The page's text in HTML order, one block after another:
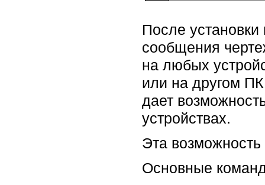
После
сообщения
на любых
или на другом
дает
устройствах.
Эта
Основные